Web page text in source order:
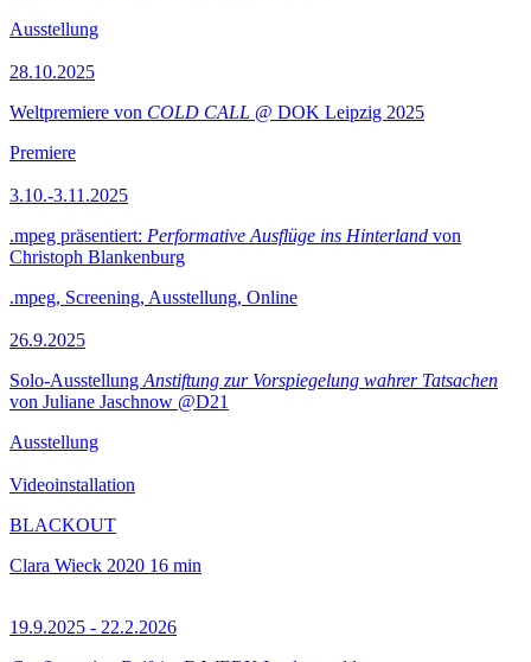
Ausstellung
28.10.2025
Weltpremiere von COLD CALL @ DOK Leipzig 2025
Premiere
3.10.-3.11.2025
.mpeg präsentiert: Performative Ausflüge ins Hinterland von
Christoph Blankenburg
.mpeg, Screening, Ausstellung, Online
26.9.2025
Solo-Ausstellung Anstiftung zur Vorspiegelung wahrer Tatsachen
von Juliane Jaschnow @D21
Ausstellung
Videoinstallation
BLACKOUT
Clara Wieck 2020 16 min
19.9.2025 - 22.2.2026